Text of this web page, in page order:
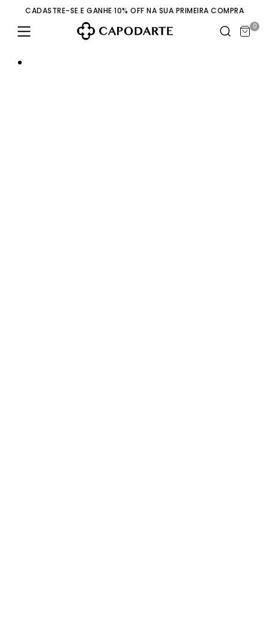
CADASTRE-SE E GANHE 10% OFF NA SUA PRIMEIRA COMPRA
0